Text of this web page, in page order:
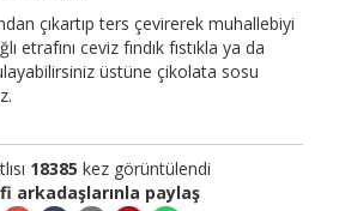
çıkartıp ters çevirerek muhallebiyi
etrafını ceviz fındık fıstıkla ya da
üstüne çikolata sosu
18385 kez görüntülendi
arkadaşlarınla paylaş